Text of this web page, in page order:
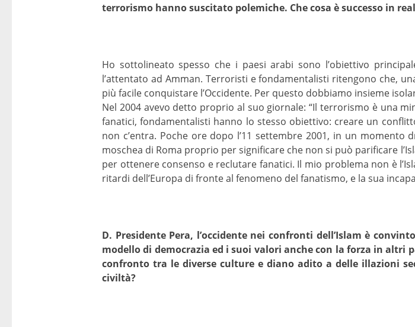
terrorismo hanno suscitato polemiche. Che cosa è successo in
Ho sottolineato spesso che i paesi arabi sono l’obiettivo
l’attentato ad Amman. Terroristi e fondamentalisti ritengono che,
più facile conquistare l’Occidente. Per questo dobbiamo insieme
Nel 2004 avevo detto proprio al suo giornale: “Il terrorismo è una
fanatici, fondamentalisti hanno lo stesso obiettivo: creare un
non c’entra. Poche ore dopo l’11 settembre 2001, in un
moschea di Roma proprio per significare che non si può parificare
per ottenere consenso e reclutare fanatici. Il mio problema non è
ritardi dell’Europa di fronte al fenomeno del fanatismo, e la sua
D. Presidente Pera, l’occidente nei confronti dell’Islam è
modello di democrazia ed i suoi valori anche con la forza in altri
confronto tra le diverse culture e diano adito a delle illazioni
civiltà?